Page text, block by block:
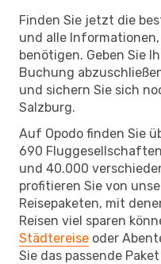
Finden Sie jetzt die
und alle
benötigen. Geben Sie
Buchung
und sichern Sie sich
Salzburg.
Auf Opodo finden Sie
690
und 40.000
profitieren Sie von
Reisepaketen, mit
Reisen viel sparen
Städtereise oder
Sie das passende